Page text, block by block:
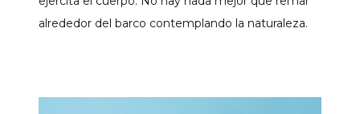
alrededor del barco contemplando la naturaleza.